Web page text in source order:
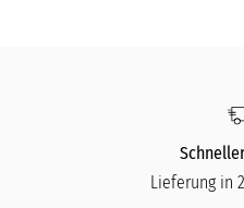
Lieferung in